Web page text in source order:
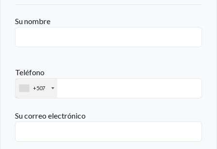
Su nombre
Teléfono
+507
Su correo electrónico